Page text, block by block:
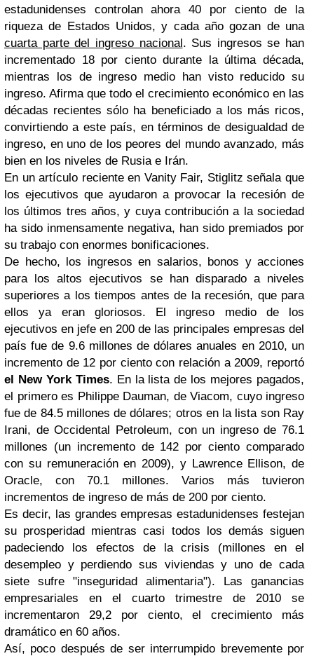
estadunidenses controlan ahora 40 por ciento de la
riqueza de Estados Unidos, y cada año gozan de una
cuarta parte del ingreso nacional. Sus ingresos se han
incrementado 18 por ciento durante la última década,
mientras los de ingreso medio han visto reducido su
ingreso. Afirma que todo el crecimiento económico en las
décadas recientes sólo ha beneficiado a los más ricos,
convirtiendo a este país, en términos de desigualdad de
ingreso, en uno de los peores del mundo avanzado, más
bien en los niveles de Rusia e Irán.
En un artículo reciente en Vanity Fair, Stiglitz señala que
los ejecutivos que ayudaron a provocar la recesión de
los últimos tres años, y cuya contribución a la sociedad
ha sido inmensamente negativa, han sido premiados por
su trabajo con enormes bonificaciones.
De hecho, los ingresos en salarios, bonos y acciones
para los altos ejecutivos se han disparado a niveles
superiores a los tiempos antes de la recesión, que para
ellos ya eran gloriosos. El ingreso medio de los
ejecutivos en jefe en 200 de las principales empresas del
país fue de 9.6 millones de dólares anuales en 2010, un
incremento de 12 por ciento con relación a 2009, reportó
el New York Times. En la lista de los mejores pagados,
el primero es Philippe Dauman, de Viacom, cuyo ingreso
fue de 84.5 millones de dólares; otros en la lista son Ray
Irani, de Occidental Petroleum, con un ingreso de 76.1
millones (un incremento de 142 por ciento comparado
con su remuneración en 2009), y Lawrence Ellison, de
Oracle, con 70.1 millones. Varios más tuvieron
incrementos de ingreso de más de 200 por ciento.
Es decir, las grandes empresas estadunidenses festejan
su prosperidad mientras casi todos los demás siguen
padeciendo los efectos de la crisis (millones en el
desempleo y perdiendo sus viviendas y uno de cada
siete sufre "inseguridad alimentaria"). Las ganancias
empresariales en el cuarto trimestre de 2010 se
incrementaron 29,2 por ciento, el crecimiento más
dramático en 60 años.
Así, poco después de ser interrumpido brevemente por